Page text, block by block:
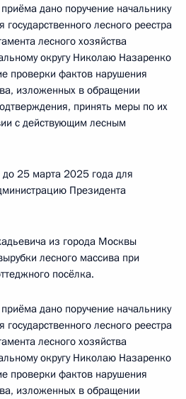
дано поручение начальнику
лесного реестра
лесного хозяйства
округу Николаю Назаренко
проверки фактов нарушения
изложенных в обращении
принять меры по их
с действующим лесным
25 марта 2025 года для
Президента
из города Москвы
лесного массива при
посёлка.
дано поручение начальнику
лесного реестра
лесного хозяйства
округу Николаю Назаренко
проверки фактов нарушения
изложенных в обращении